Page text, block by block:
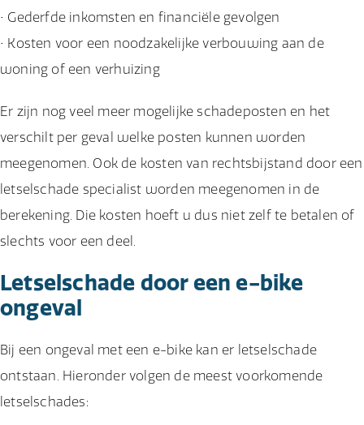
• Gederfde inkomsten en financiële gevolgen
• Kosten voor een noodzakelijke verbouwing aan de
woning of een verhuizing
Er zijn nog veel meer mogelijke schadeposten en het
verschilt per geval welke posten kunnen worden
meegenomen. Ook de kosten van rechtsbijstand door een
letselschade specialist worden meegenomen in de
berekening. Die kosten hoeft u dus niet zelf te betalen of
slechts voor een deel.
Letselschade door een e-bike
ongeval
Bij een ongeval met een e-bike kan er letselschade
ontstaan. Hieronder volgen de meest voorkomende
letselschades: